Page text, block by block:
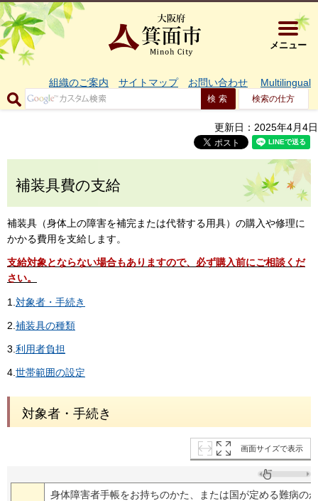
大阪府箕
メニュー
組織のご案内 サイトマップ お問い合わせ Multilingual
検索の仕方
更新日：2025年4月4日
補装具費の支給
補装具（身体上の障害を補完または代替する用具）の購入や修理に
かかる費用を支給します。
支給対象とならない場合もありますので、必ず購入前にご相談くだ
さい。
1. 対象者・手続き
2. 補装具の種類
3. 利用者負担
4. 世帯範囲の設定
対象者・手続き
画面サイズで表示
身体障害者手帳をお持ちのかた、または国が定める難病の